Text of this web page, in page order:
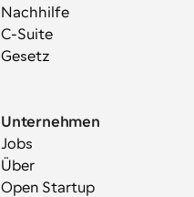
Nachhilfe
C-Suite
Gesetz
Unternehmen
Jobs
Über
Open Startup